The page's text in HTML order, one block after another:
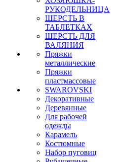
РУКОДЕЛЬНИЦА
ШЕРСТЬ В
ТАБЛЕТКАХ
ШЕРСТЬ ДЛЯ
ВАЛЯНИЯ
Пряжки
металлические
Пряжки
пластмассовые
SWAROVSKI
Декоративные
Деревянные
Для рабочей
одежды
Карамель
Костюмные
Набор пуговиц